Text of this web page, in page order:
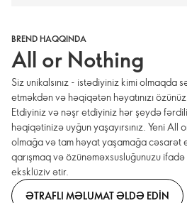
BREND HAQQINDA
All or Nothing
Siz unikalsınız - istədiyiniz kimi olmaqda
etməkdən və həqiqətən həyatınızı
Etdiyiniz və nəşr etdiyiniz hər şeydə
həqiqətinizə uyğun yaşayırsınız. Yeni
olmağa və tam həyat yaşamağa cəsarət
qarışmaq və özünəməxsusluğunuzu ifadə
eksklüziv ətir.
ƏTRAFLI MƏLUMAT ƏLDƏ EDIN